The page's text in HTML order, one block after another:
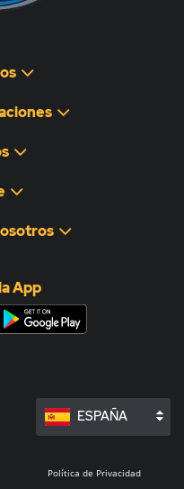
App
ESPAÑA
Política de Privacidad